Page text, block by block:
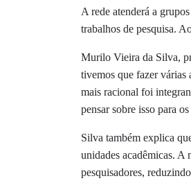
A rede atenderá a
trabalhos de pesquisa.
Murilo Vieira da Silva,
tivemos que fazer várias
mais racional foi
pensar sobre isso para
Silva também explica
unidades acadêmicas. A
pesquisadores,